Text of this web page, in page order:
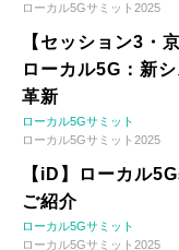
ローカル5Gサミット2025
【セッション3・
ローカル5G：新
革新
ローカル5Gサミット
ローカル5Gサミット2025
【iD】ローカル
ご紹介
ローカル5Gサミット
ローカル5Gサミット2025